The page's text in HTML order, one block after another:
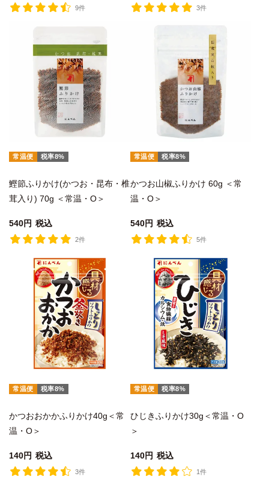
9件 3件
常温便 税率8%
鰹節ふりかけ(かつお・昆布・椎
茸入り) 70g ＜常温・O＞
540 税込
2件
常温便 税率8%
かつお山椒ふりかけ 60g ＜常
温・O＞
540 税込
5件
常温便 税率8%
かつおおかかふりかけ40g＜常
温・O＞
140 税込
3件
常温便 税率8%
ひじきふりかけ30g＜常温・O
＞
140 税込
1件